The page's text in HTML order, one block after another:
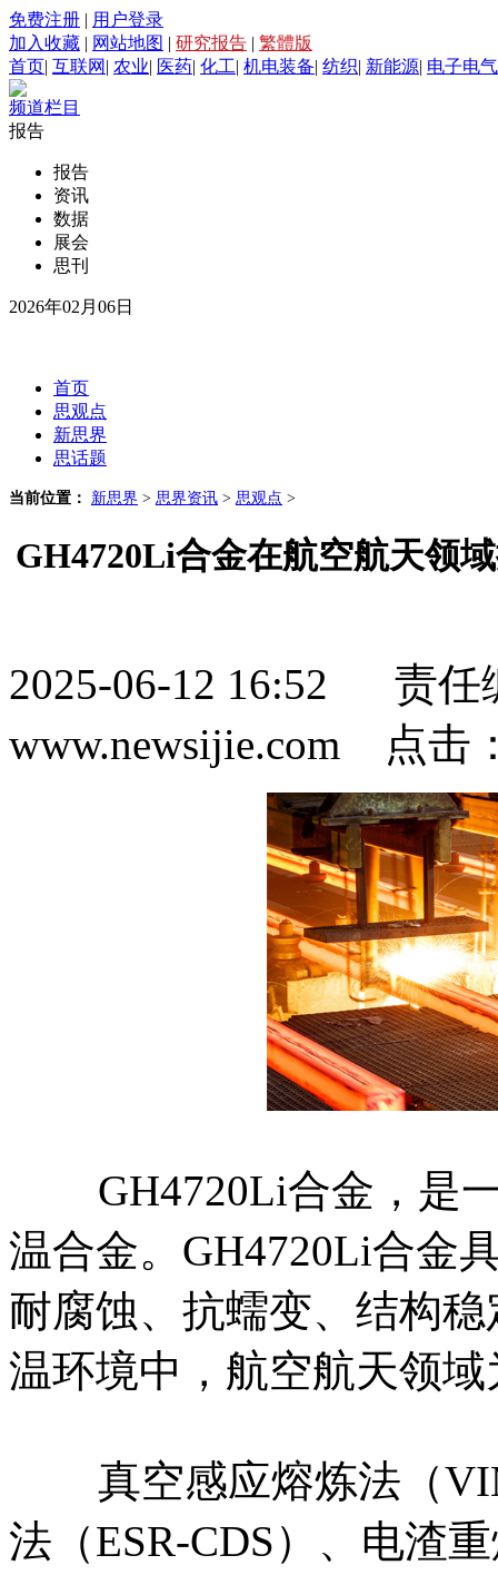
免费注册 | 用户登录
加入收藏 | 网站地图 | 研究报告 | 繁體版
首页| 互联网 | 农业| 医药| 化工| 机电装备| 纺织| 新能源| 电子电气
频道栏目
报告
报告
资讯
数据
展会
思刊
2026年02月06日
首页
思观点
新思界
思话题
当前位置： 新思界 > 思界资讯 > 思观点 >
GH4720Li合金在航空航天领
2025-06-12 16:52 责
www.newsijie.com 点击
GH4720Li合金，是一
温合金。GH4720Li合金
耐腐蚀、抗蠕变、结构
温环境中，航空航天领
真空感应熔炼法（
法（ESR-CDS）、电渣